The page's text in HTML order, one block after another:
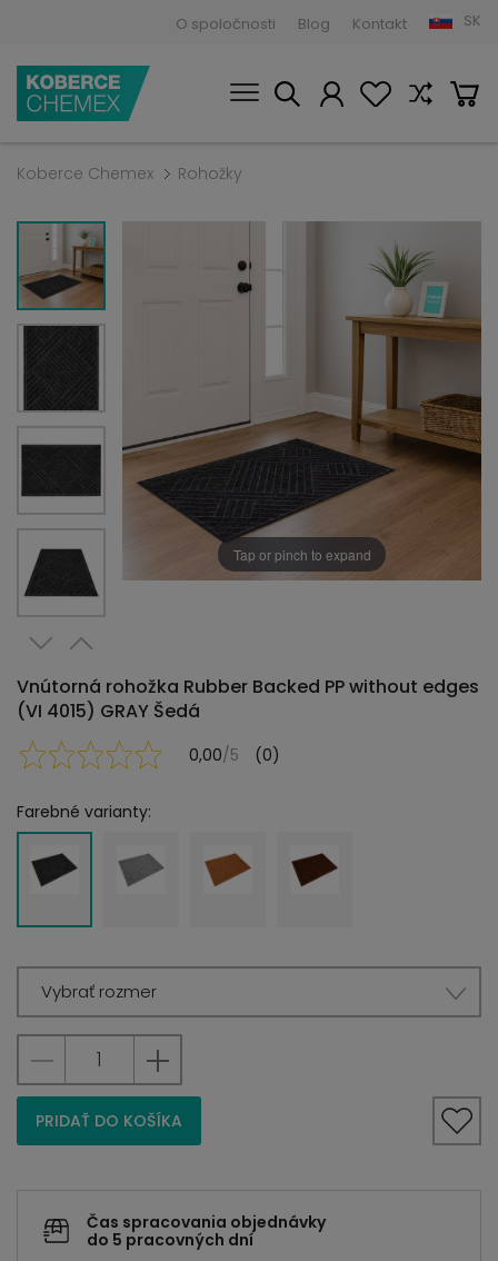
O spoločnosti Blog Kontakt SK
Koberce Chemex Rohožky
Tap or pinch to expand
Vnútorná rohožka Rubber Backed PP without edges
(VI 4015) GRAY Šedá
0,00/5 (0)
Farebné varianty:
Vybrať rozmer
PRIDAŤ DO KOŠÍKA
Čas spracovania objednávky
do 5 pracovných dní